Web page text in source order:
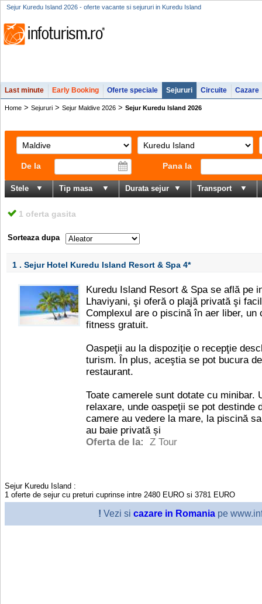
Sejur Kuredu Island 2026 - oferte vacante si sejururi in Kuredu Island
Last minute Early Booking Oferte speciale Sejururi Circuite Cazare
Home > Sejururi > Sejur Maldive 2026 > Sejur Kuredu Island 2026
De la Pana la
Stele Tip masa Durata sejur Transport
1 oferta gasita
Sorteaza dupa
1 . Sejur Hotel Kuredu Island Resort & Spa 4*
Kuredu Island Resort & Spa se află pe
Lhaviyani, şi oferă o plajă privată şi
Complexul are o piscină în aer liber, un
fitness gratuit.
Oaspeţii au la dispoziţie o recepţie
turism. În plus, aceştia se pot bucura
restaurant.
Toate camerele sunt dotate cu minibar.
relaxare, unde oaspeţii se pot destinde
camere au vedere la mare, la piscină
au baie privată și
Oferta de la:
Z Tour
Sejur Kuredu Island :
1 oferte de sejur cu preturi cuprinse intre 2480 EURO si 3781 EURO
! Vezi si cazare in Romania pe